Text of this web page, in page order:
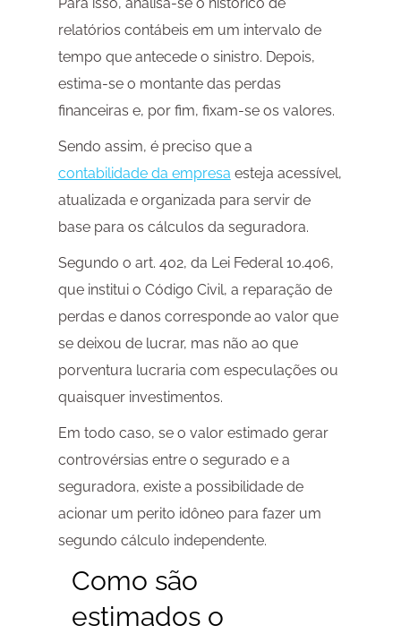
relatórios contábeis em um intervalo de
tempo que antecede o sinistro. Depois,
estima-se o montante das perdas
financeiras e, por fim, fixam-se os valores.
Sendo assim, é preciso que a
contabilidade da empresa esteja acessível,
atualizada e organizada para servir de
base para os cálculos da seguradora.
Segundo o art. 402, da Lei Federal 10.406,
que institui o Código Civil, a reparação de
perdas e danos corresponde ao valor que
se deixou de lucrar, mas não ao que
porventura lucraria com especulações ou
quaisquer investimentos.
Em todo caso, se o valor estimado gerar
controvérsias entre o segurado e a
seguradora, existe a possibilidade de
acionar um perito idôneo para fazer um
segundo cálculo independente.
Como são
estimados o